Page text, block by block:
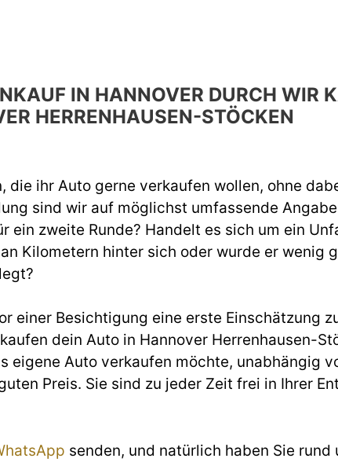
IN HANNOVER DURCH WIR
HERRENHAUSEN-STÖCKEN
die ihr Auto gerne verkaufen wollen, ohne
sind wir auf möglichst umfassende
zweite Runde? Handelt es sich um ein
Kilometern hinter sich oder wurde er wenig
einer Besichtigung eine erste Einschätzung
dein Auto in Hannover Herrenhausen-
Auto verkaufen möchte, unabhängig
Preis. Sie sind zu jeder Zeit frei in Ihrer
senden, und natürlich haben Sie